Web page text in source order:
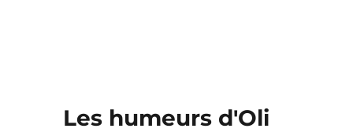
Les humeurs d'Oli